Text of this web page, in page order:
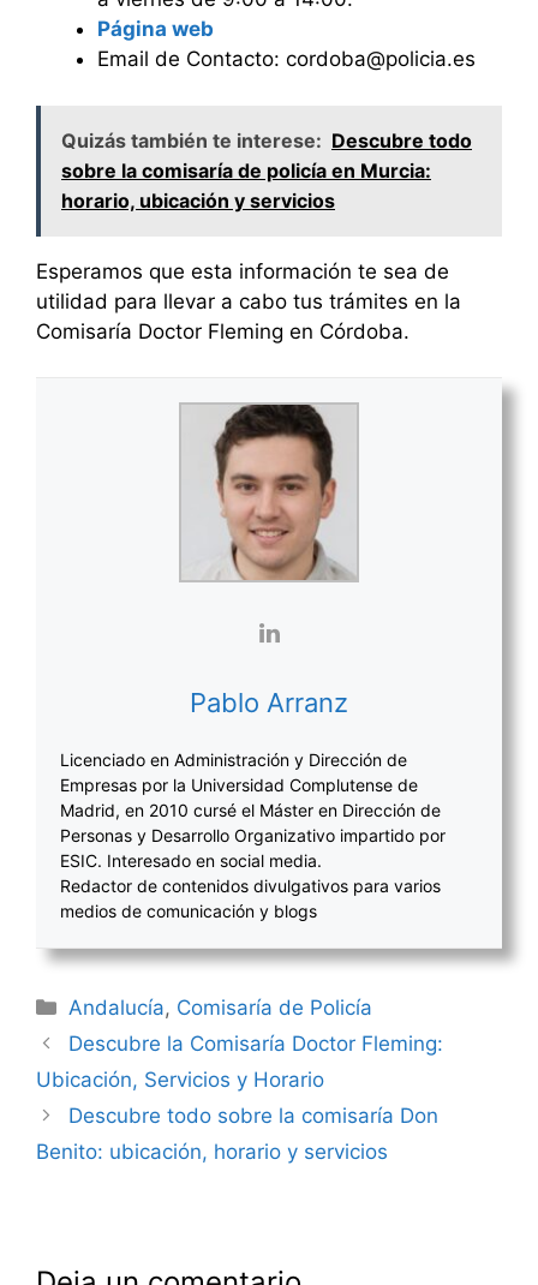
Página web
Email de Contacto: cordoba@policia.es
Quizás también te interese: Descubre todo
sobre la comisaría de policía en Murcia:
horario, ubicación y servicios
Esperamos que esta información te sea de
utilidad para llevar a cabo tus trámites en la
Comisaría Doctor Fleming en Córdoba.
Pablo Arranz
Licenciado en Administración y Dirección de
Empresas por la Universidad Complutense de
Madrid, en 2010 cursé el Máster en Dirección de
Personas y Desarrollo Organizativo impartido por
ESIC. Interesado en social media.
Redactor de contenidos divulgativos para varios
medios de comunicación y blogs
Categorías
Andalucía, Comisaría de Policía
Navegación
de
Descubre la Comisaría Doctor Fleming:
Ubicación, Servicios y Horario
Descubre todo sobre la comisaría Don
Benito: ubicación, horario y servicios